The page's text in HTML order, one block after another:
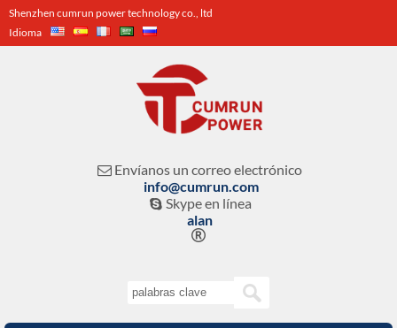
Shenzhen cumrun power technology co., ltd
Idioma
 Envíanos un correo electrónico
info@cumrun.com
 Skype en línea
alan
